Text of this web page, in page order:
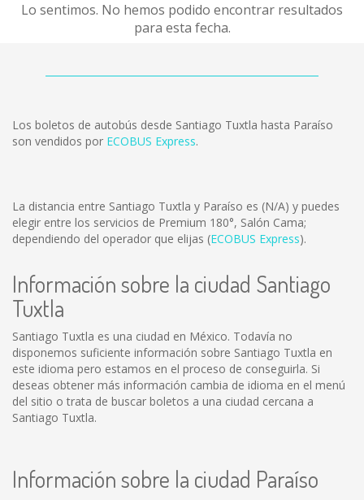
Lo sentimos. No hemos podido encontrar resultados
para esta fecha.
Los boletos de autobús desde Santiago Tuxtla hasta Paraíso
son vendidos por ECOBUS Express.
La distancia entre Santiago Tuxtla y Paraíso es (N/A) y puedes
elegir entre los servicios de Premium 180°, Salón Cama;
dependiendo del operador que elijas (ECOBUS Express).
Información sobre la ciudad Santiago
Tuxtla
Santiago Tuxtla es una ciudad en México. Todavía no
disponemos suficiente información sobre Santiago Tuxtla en
este idioma pero estamos en el proceso de conseguirla. Si
deseas obtener más información cambia de idioma en el menú
del sitio o trata de buscar boletos a una ciudad cercana a
Santiago Tuxtla.
Información sobre la ciudad Paraíso